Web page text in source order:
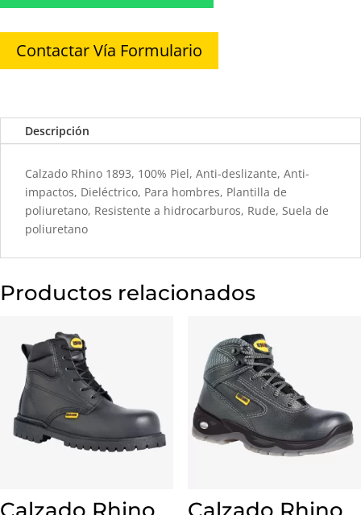
Contactar Vía Formulario
Descripción
Calzado Rhino 1893, 100% Piel, Anti-deslizante, Anti-
impactos, Dieléctrico, Para hombres, Plantilla de
poliuretano, Resistente a hidrocarburos, Rude, Suela de
poliuretano
Productos relacionados